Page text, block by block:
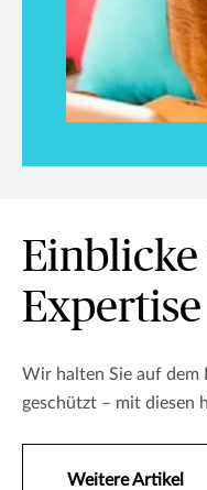
Expertise
Wir halten Sie auf dem
geschützt – mit diesen
Weitere Artikel